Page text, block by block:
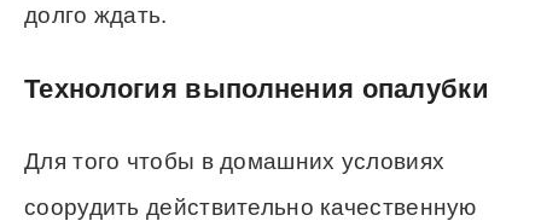
долго ждать.
Технология выполнения опалубки
Для того чтобы в домашних условиях
соорудить действительно качественную